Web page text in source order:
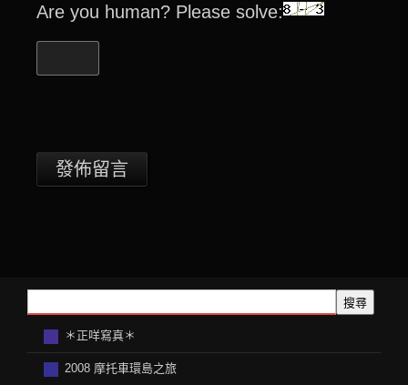
Are you human? Please solve:
搜尋
＊正咩寫真＊
2008 摩托車環島之旅